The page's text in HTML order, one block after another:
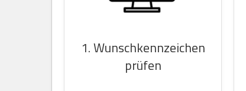
1. Wunschkennzeichen
prüfen